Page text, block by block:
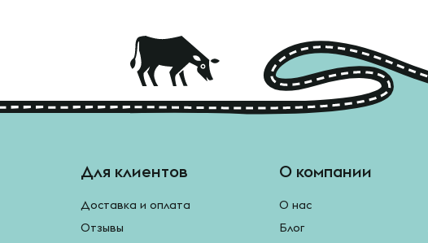
Для клиентов
Доставка и оплата
Отзывы
О компании
О нас
Блог